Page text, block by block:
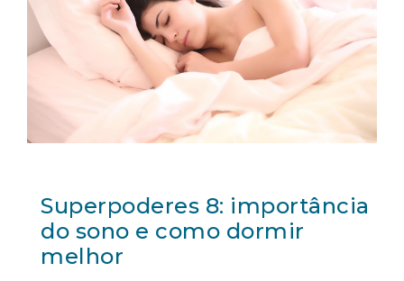
Superpoderes 8: importância
do sono e como dormir
melhor